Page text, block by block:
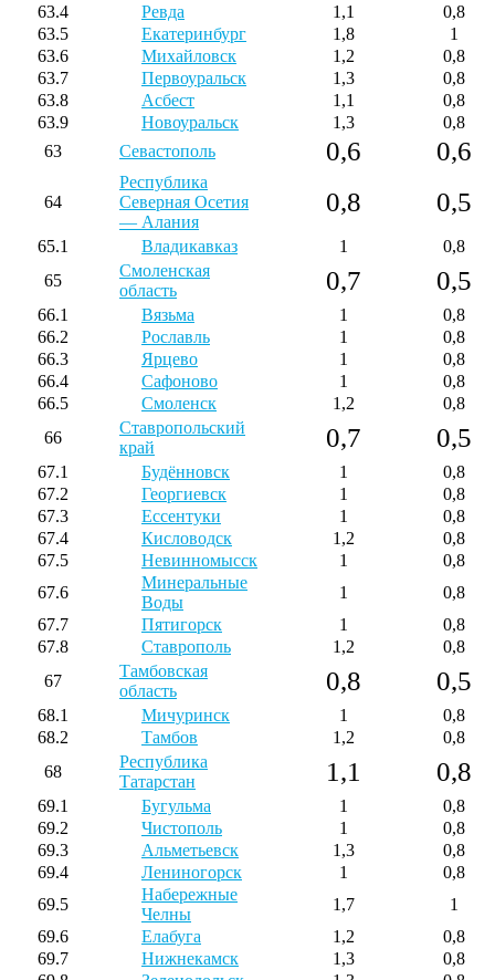
63.4
Ревда 1,1
0,8
63.5
Екатеринбург 1,8
1
63.6
Михайловск 1,2
0,8
63.7
Первоуральск 1,3
0,8
63.8
Асбест 1,1
0,8
63.9
Новоуральск 1,3
0,8
63
Севастополь 0,6 0,6
64
Республика
Северная Осетия
— Алания
0,8 0,5
65.1 Владикавказ 1
0,8
65
Смоленская
область
0,7 0,5
66.1 Вязьма 1
0,8
66.2
Рославль 1
0,8
66.3
Ярцево 1
0,8
66.4
Сафоново 1
0,8
66.5
Смоленск 1,2
0,8
66
Ставропольский
край
0,7 0,5
67.1 Будённовск 1
0,8
67.2
Георгиевск 1
0,8
67.3
Ессентуки 1
0,8
67.4
Кисловодск 1,2
0,8
67.5
Невинномысск 1
0,8
67.6
Минеральные
Воды
1
0,8
67.7
Пятигорск 1
0,8
67.8
Ставрополь 1,2
0,8
67
Тамбовская
область
0,8 0,5
68.1 Мичуринск 1
0,8
68.2
Тамбов 1,2
0,8
68
Республика
Татарстан
1,1 0,8
69.1 Бугульма 1
0,8
69.2
Чистополь 1
0,8
69.3
Альметьевск 1,3
0,8
69.4
Лениногорск 1
0,8
69.5
Набережные
Челны
1,7
1
69.6
Елабуга 1,2
0,8
69.7
Нижнекамск 1,3
0,8